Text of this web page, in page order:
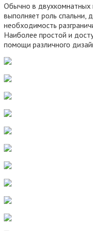
Обычно в двухкомнатных
выполняет роль спальни,
необходимость
Наиболее простой и
помощи различного